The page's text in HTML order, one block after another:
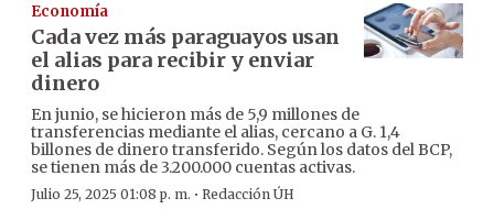
Economía
Cada vez más paraguayos usan
el alias para recibir y enviar
dinero
En junio, se hicieron más de 5,9 millones de
transferencias mediante el alias, cercano a G. 1,4
billones de dinero transferido. Según los datos del BCP,
se tienen más de 3.200.000 cuentas activas.
Julio 25, 2025 01:08 p. m. · Redacción ÚH